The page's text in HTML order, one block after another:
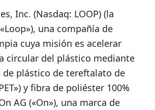
Inc. (Nasdaq: LOOP) (la
una compañía de
cuya misión es acelerar
circular del plástico mediante
de plástico de tereftalato de
y fibra de poliéster 100%
AG («On»), una marca de